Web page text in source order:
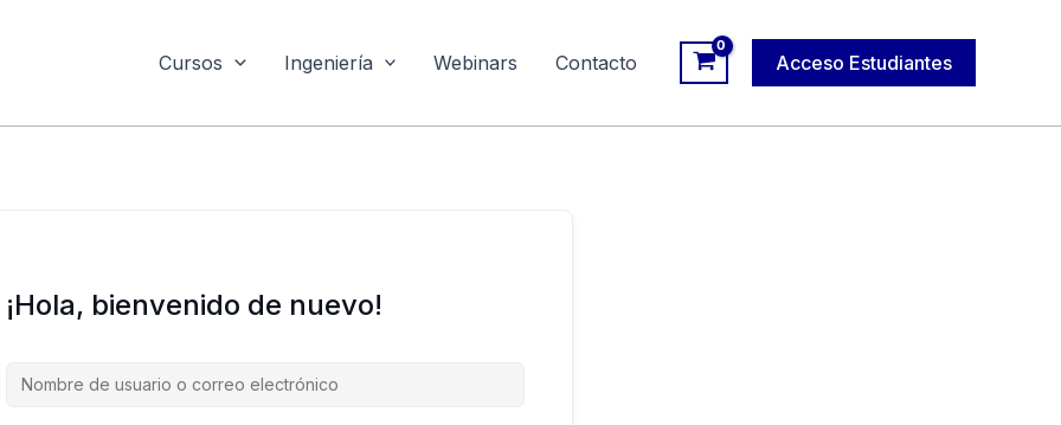
Cursos Ingeniería Webinars Contacto Acceso Estudiantes
¡Hola, bienvenido de nuevo!